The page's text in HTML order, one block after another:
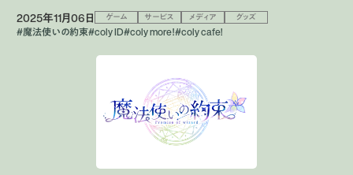
2025年11月06日 ゲーム サービス メディア グッズ
#魔法使いの約束#coly ID#coly more！#coly cafe!